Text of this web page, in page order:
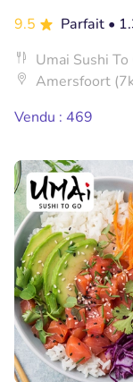
9.5
Parfait •
Umai Sushi To
Amersfoort
Vendu : 469